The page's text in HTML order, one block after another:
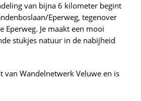
van bijna 6 kilometer begint
Eperweg, tegenover
Eperweg. Je maakt een mooi
stukjes natuur in de nabijheid
van Wandelnetwerk Veluwe en is